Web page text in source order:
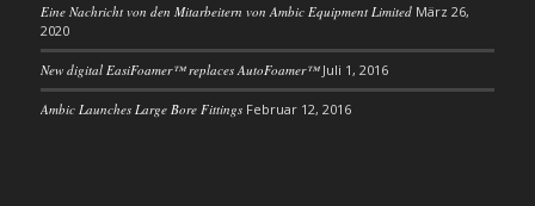
Eine Nachricht von den Mitarbeitern von Ambic Equipment Limited März 26,
2020
New digital EasiFoamer™ replaces AutoFoamer™ Juli 1, 2016
Ambic Launches Large Bore Fittings Februar 12, 2016